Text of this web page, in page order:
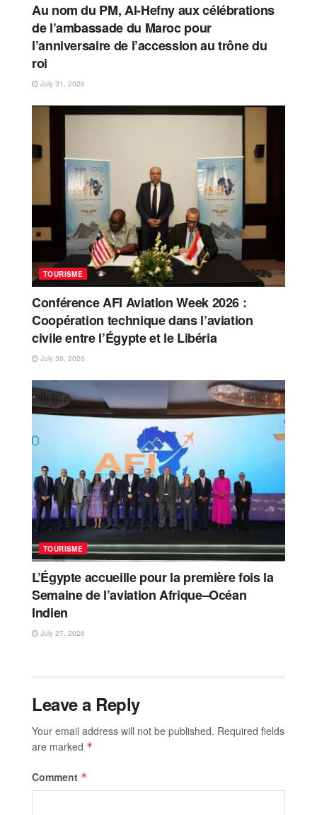
Au nom du PM, Al-Hefny aux célébrations
de l’ambassade du Maroc pour
l’anniversaire de l’accession au trône du
roi
July 31, 2026
TOURISME
Conférence AFI Aviation Week 2026 :
Coopération technique dans l’aviation
civile entre l’Égypte et le Libéria
July 30, 2026
TOURISME
L’Égypte accueille pour la première fois la
Semaine de l’aviation Afrique–Océan
Indien
July 27, 2026
Leave a Reply
Your email address will not be published. Required fields
are marked *
Comment *